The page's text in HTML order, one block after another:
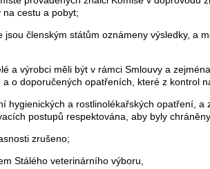
cestu a pobyt;
členským státům oznámeny výsledky, a
a výrobci měli být v rámci Smlouvy a
o doporučených opatřeních, které z kontrol
a rostlinolékařských opatření,
postupů respektována, aby byly
zrušeno;
Stálého veterinárního výboru,